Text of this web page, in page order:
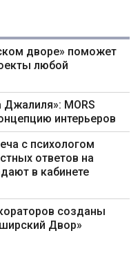
дворе» поможет
любой
MORS
интерьеров
с психологом
ответов на
в кабинете
созданы
Двор»